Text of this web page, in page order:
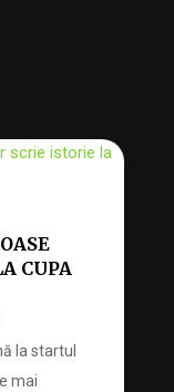
CUPA
la startul
mai